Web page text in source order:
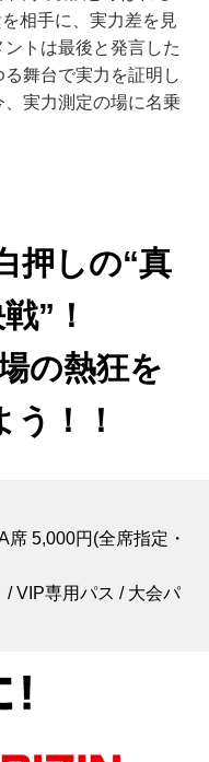
相手に、実力差を見
トは最後と発言した
舞台で実力を証明し
実力測定の場に名乗
押しの“真
”！
の熱狂を
う！！
5,000円(全席指定・
VIP専用パス / 大会パ